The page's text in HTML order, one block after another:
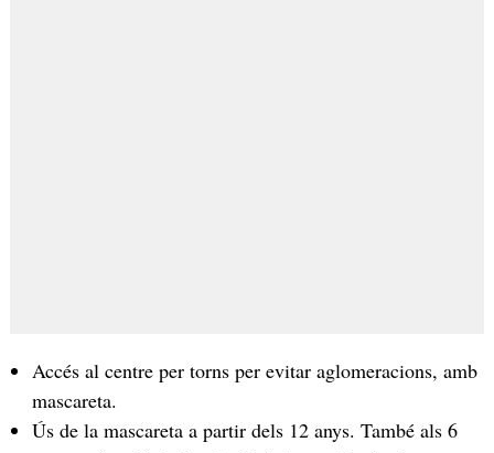
Accés al centre per torns per evitar aglomeracions, amb
mascareta.
Ús de la mascareta a partir dels 12 anys. També als 6